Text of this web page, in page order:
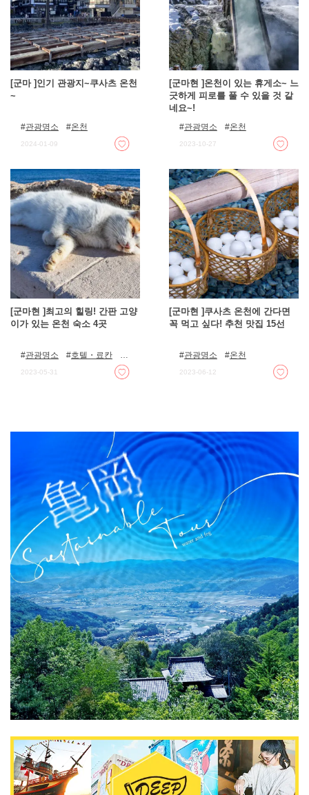
[군마 ]인기 관광지~쿠사츠 온천
~
관광명소 온천
2024-01-09
[군마현 ]온천이 있는 휴게소~ 느
긋하게 피로를 풀 수 있을 것 같
네요~!
관광명소 온천
2023-10-27
[군마현 ]최고의 힐링! 간판 고양
이가 있는 온천 숙소 4곳
관광명소
호텔・료칸
2023-05-31
[군마현 ]쿠사츠 온천에 간다면
꼭 먹고 싶다! 추천 맛집 15선
관광명소 온천
2023-06-12